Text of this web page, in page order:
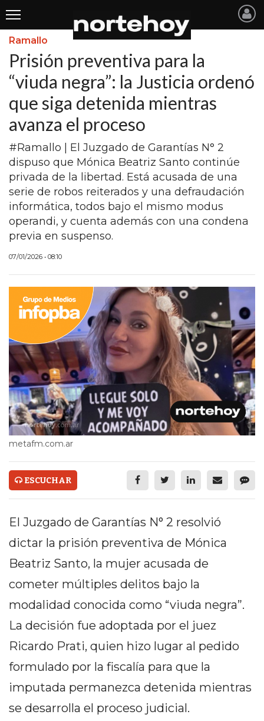
Últimas
Noticias
INICIO
NOTICIAS RECIENTES
SAN NICOLAS
RAMALLO
SAN PEDRO
PROVINCIA
PAIS
ULTIMAS NOTICIAS
TEMAS DESTACADOS
TECNOLOGÍA
SERVICIOS
PRONÓSTICO
HORÓSCOPO
QUÉ ES
CÓMO FUNCIONA: CREAR
PEDIDOS POR WHATSAPP
TIENDA ONLINE GRATIS
EN ARGENTINA:
CHANGUITO.COM.AR VS
OTRAS PLATAFORMAS DE
VENTA POR WHATSAPP
DE COMIDA POR
Ramallo
Prisión preventiva para la
“viuda negra”: la Justicia ordenó
que siga detenida mientras
avanza el proceso
#Ramallo | El Juzgado de Garantías N° 2
dispuso que Mónica Beatriz Santo continúe
privada de la libertad. Está acusada de una
serie de robos reiterados y una defraudación
informática, todos bajo el mismo modus
operandi, y cuenta además con una condena
previa en suspenso.
07/01/2026 • 08:10
metafm.com.ar
ESCUCHAR
El Juzgado de Garantías N° 2 resolvió
dictar la prisión preventiva de Mónica
Beatriz Santo, la mujer acusada de
cometer múltiples delitos bajo la
modalidad conocida como “viuda negra”.
La decisión fue adoptada por el juez
Ricardo Prati, quien hizo lugar al pedido
formulado por la fiscalía para que la
imputada permanezca detenida mientras
se desarrolla el proceso judicial.